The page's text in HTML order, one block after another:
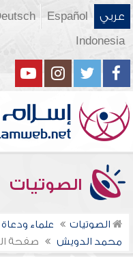
عربي Español
Indonesia
الصوتيات
الصوتيات علماء ودعاة
محمد الدويش
صفحة